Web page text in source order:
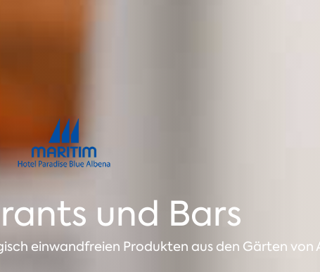
und Bars
einwandfreien Produkten aus den Gärten von